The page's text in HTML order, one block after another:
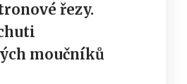
řezy.
moučníků